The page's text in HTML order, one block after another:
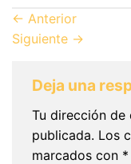
← Anterior
Siguiente →
Deja una
Tu dirección de
publicada. Los
marcados con *